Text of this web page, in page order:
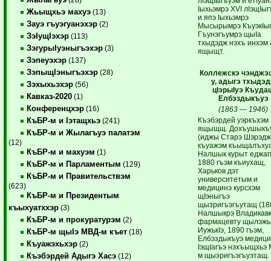
Жьыщхьэ махуэ (13)
Зауэ гъуэгуанэхэр (2)
ЗэIущIэхэр (113)
ЗэгурыIуэныгъэхэр (3)
Зэпеуэхэр (137)
ЗэпыщIэныгъэхэр (28)
Зэхыхьэхэр (56)
Кавказ-2020 (1)
Конференцхэр (16)
КъБР-м и Iэтащхьэ (241)
КъБР-м и Жылагъуэ палатэм
(12)
КъБР-м и махуэм (1)
КъБР-м и Парламентым (129)
КъБР-м и Правительствэм
(623)
КъБР-м и Президентым
къыхуатххэр (3)
КъБР-м и прокуратурэм (2)
КъБР-м щыIэ МВД-м къет (18)
Къуажэхьхэр (2)
Къэбэрдей Адыгэ Хасэ (12)
Iыхьэмрэ XVI
и япэ Iыхьэмрэ
Мысырымрэ
Гъунэгъумрэ щыIа
тхыдэдж нэхъ инхэм
ящыщт.
Коллежскэ
у, адыгэ
цIэрыIуэ
Елбэздыкъуэ
(1863 — 1946)
Къэбэрдей уэркъхэм
ящыщщ.
(иджы Старэ
къуажэм
Налшык курыт
1880 гъэм къиухащ,
Харьков дэт
университетым и
медицинэ курсхэм
щIэныгъэ
щызригъэгъутащ
Налшыкрэ
фармацевту
ИужькIэ, 1890 гъэм,
Елбэздыкъуэ
IэщIагъэ нэхъыщхьэ
м щызригъэгъуэтащ.